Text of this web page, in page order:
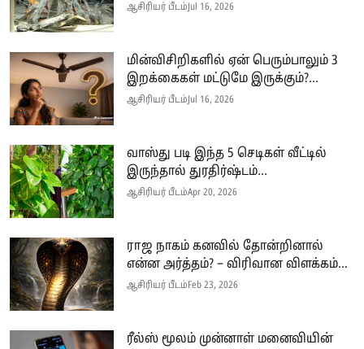
ஆசிரியர் பீடம் Jul 16, 2026
மின்விசிறிகளில் ஏன் பெரும்பாலும் 3
இறக்கைகள் மட்டுமே இருக்கும்?...
ஆசிரியர் பீடம் Jul 16, 2026
வாஸ்து படி இந்த 5 செடிகள் வீட்டில்
இருந்தால் துரதிர்ஷ்டம்...
ஆசிரியர் பீடம்Apr 20, 2026
ராஜ நாகம் கனவில் தோன்றினால்
என்ன அர்த்தம்? – விரிவான விளக்கம்...
ஆசிரியர் பீடம்Feb 23, 2026
ரீல்ஸ் மூலம் முன்னாள் மனைவியின்